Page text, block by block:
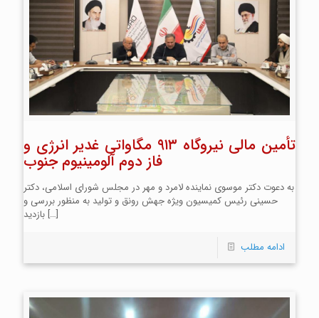
تأمین مالی نیروگاه ۹۱۳ مگاواتی غدیر انرژی و
فاز دوم آلومینیوم جنوب
به دعوت دکتر موسوی نماینده لامرد و مهر در مجلس شورای اسلامی، دکتر
حسینی رئیس کمیسیون ویژه جهش رونق و تولید به منظور بررسی و
بازدید […]
ادامه مطلب